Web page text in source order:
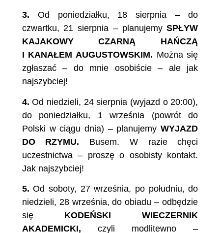
3. Od poniedziałku, 18 sierpnia – do
czwartku, 21 sierpnia – planujemySPŁYW
KAJAKOWY CZARNĄ HAŃCZĄ
I KANAŁEM AUGUSTOWSKIM. Można się
zgłaszać – do mnie osobiście – ale jak
najszybciej!
4. Od niedzieli, 24 sierpnia (wyjazd o 20:00),
do poniedziałku, 1 września (powrót do
Polski w ciągu dnia) – planujemyWYJAZD
DO RZYMU. Busem. W razie chęci
uczestnictwa – proszę o osobisty kontakt.
Jak najszybciej!
5. Od soboty, 27 września, po południu, do
niedzieli, 28 września, do obiadu – odbędzie
się KODEŃSKI WIECZERNIK
AKADEMICKI, czyli modlitewno –